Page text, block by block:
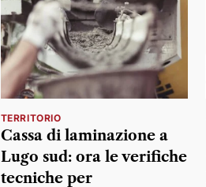
TERRITORIO
Cassa di laminazione a
Lugo sud: ora le verifiche
tecniche per